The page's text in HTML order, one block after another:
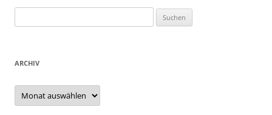
nach:
ARCHIV
Archiv